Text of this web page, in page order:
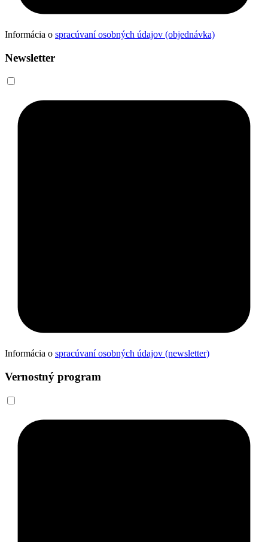
Informácia o spracúvaní osobných údajov (objednávka)
Newsletter
Informácia o spracúvaní osobných údajov (newsletter)
Vernostný program